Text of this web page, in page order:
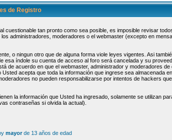
de Registro
tan pronto como sea posible, es imposible revisar
administradores, moderadores o el webmaster (excepto en
o ningun otro que de alguna forma viole leyes vigentes. Asi
esa índole su cuenta de acceso al foro será cancelada y su
de acuerdo en que el webmaster, administrador y moderadores
acepta que toda la información que ingrese sea almacenada
no pueden responsabilizarse por intentos de hackers
la información que Usted ha ingresado, solamente se utilizan
contraseñas si olvida la actual).
mayorde 13 años de edad